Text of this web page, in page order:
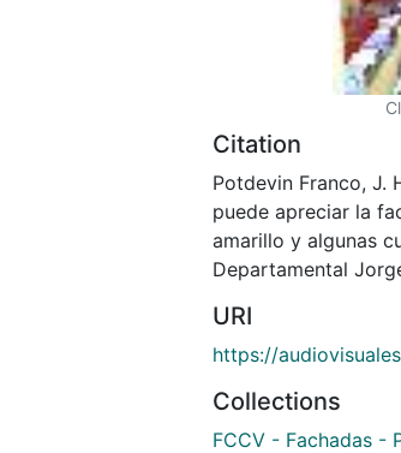
Citation
Potdevin Franco, J.
puede apreciar la
amarillo y algunas
Departamental
URI
https://
Collections
FCCV - Fachadas -